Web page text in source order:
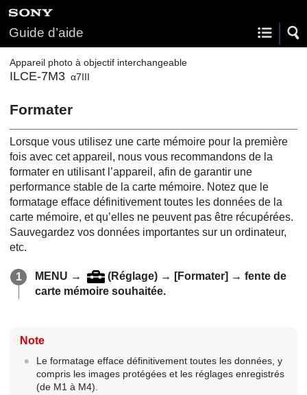
Guide d’aide
Appareil photo à objectif interchangeable
ILCE-7M3 α7III
Formater
Lorsque vous utilisez une carte mémoire pour la première
fois avec cet appareil, nous vous recommandons de la
formater en utilisant l’appareil, afin de garantir une
performance stable de la carte mémoire. Notez que le
formatage efface définitivement toutes les données de la
carte mémoire, et qu’elles ne peuvent pas être récupérées.
Sauvegardez vos données importantes sur un ordinateur,
etc.
MENU → (Réglage) → [Formater] → fente de
carte mémoire souhaitée.
Note
Le formatage efface définitivement toutes les données, y
compris les images protégées et les réglages enregistrés
(de M1 à M4).